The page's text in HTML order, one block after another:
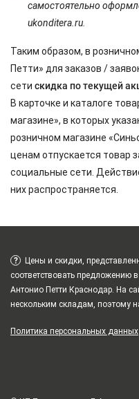
самостоятельно
ukonditera.ru.
Таким образом, в
Петти» для заказов /
сети скидка по текущей
В карточке и каталоге
магазине», в которых
розничном магазине
ценам отпускается товар
социальные сети.
них распространяется.
?
Цены и скидки,
соответствовать предложению
Антонио Петти Краснодар. На
нескольким складам, поэтому
Политика персональных данных